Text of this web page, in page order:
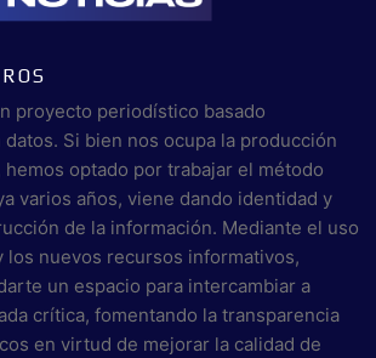
proyecto periodístico basado
Si bien nos ocupa la producción
optado por trabajar el método
varios años, viene dando identidad y
de la información. Mediante el uso
los nuevos recursos informativos,
un espacio para intercambiar a
crítica, fomentando la transparencia
en virtud de mejorar la calidad de